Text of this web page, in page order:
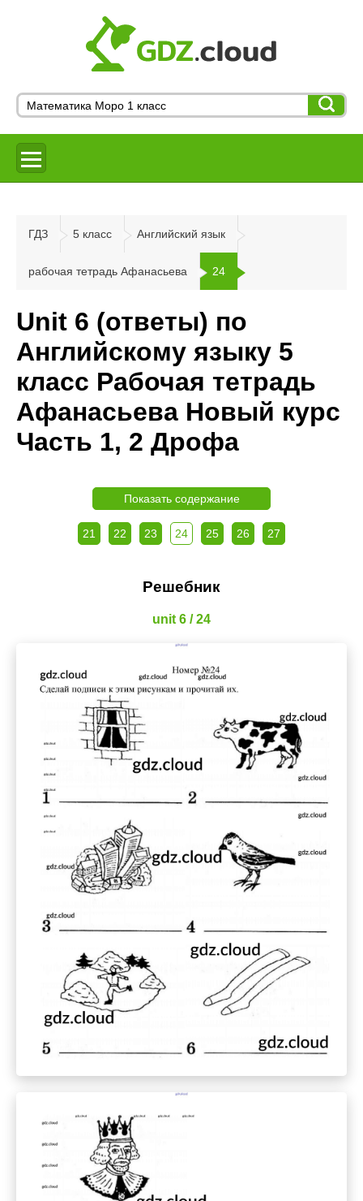
ГДЗ 5 класс Английский язык
рабочая тетрадь Афанасьева 24
Unit 6 (ответы) по
Английскому языку 5
класс Рабочая тетрадь
Афанасьева Новый курс
Часть 1, 2 Дрофа
Показать содержание
21 22 23 24 25 26 27
Решебник
unit 6 / 24